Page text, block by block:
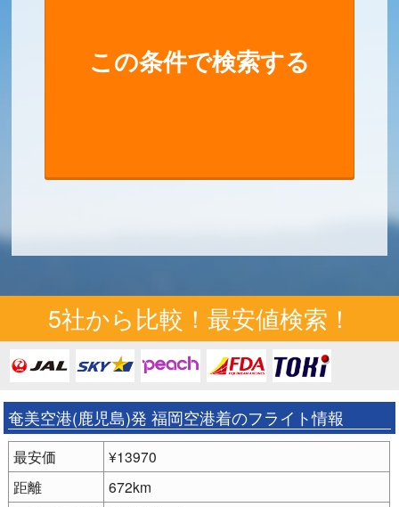
5社から比較！最安値検索！
奄美空港(鹿児島)発 福岡空港着のフライト情報
最安価
¥13970
距離
672km